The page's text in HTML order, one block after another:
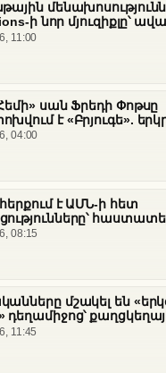
ի նոր մյուզիքլը՝
նոր
11:00
սան Ֆրեդի Փոթսը
է «Բրյուգե».
և ակումբի
04:00
է ԱՄՆ-ի հետ
քննարկումները
08:15
մշակել են
դեղամիջոց՝
անելու համար
11:45